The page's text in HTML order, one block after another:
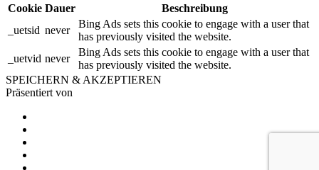
Cookie Dauer
Beschreibung
_uetsid never
Bing Ads sets this cookie to engage with a user that
has previously visited the website.
_uetvid never
Bing Ads sets this cookie to engage with a user that
has previously visited the website.
SPEICHERN & AKZEPTIEREN
Präsentiert von